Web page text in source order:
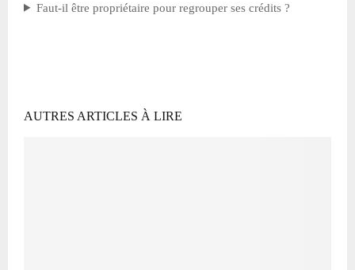
Faut-il être propriétaire pour regrouper ses crédits ?
AUTRES ARTICLES À LIRE